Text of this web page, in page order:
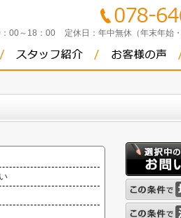
00～18：00 定休日： 年中無休（年末年始